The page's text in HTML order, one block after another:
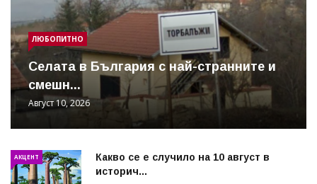
ЛЮБОПИТНО
Cелата в България с най-странните и
смешн...
Август 10, 2026
АКЦЕНТ
Какво се е случило на 10 август в
историч...